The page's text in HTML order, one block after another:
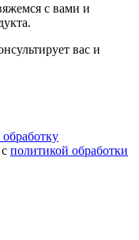
с вами и
вас и
обработку
политикой обработки